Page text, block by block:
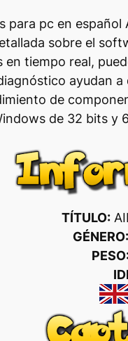
para pc en
sobre el
tiempo real,
ayudan
de
de 32 bits y
TÍTULO:
GÉNERO: